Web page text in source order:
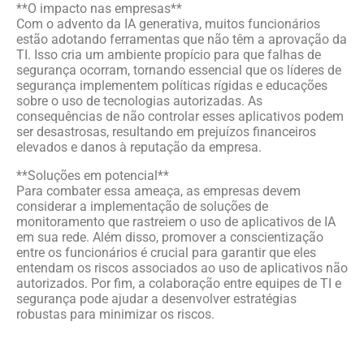
**O impacto nas empresas**
Com o advento da IA generativa, muitos funcionários
estão adotando ferramentas que não têm a aprovação da
TI. Isso cria um ambiente propício para que falhas de
segurança ocorram, tornando essencial que os líderes de
segurança implementem políticas rígidas e educações
sobre o uso de tecnologias autorizadas. As
consequências de não controlar esses aplicativos podem
ser desastrosas, resultando em prejuízos financeiros
elevados e danos à reputação da empresa.
**Soluções em potencial**
Para combater essa ameaça, as empresas devem
considerar a implementação de soluções de
monitoramento que rastreiem o uso de aplicativos de IA
em sua rede. Além disso, promover a conscientização
entre os funcionários é crucial para garantir que eles
entendam os riscos associados ao uso de aplicativos não
autorizados. Por fim, a colaboração entre equipes de TI e
segurança pode ajudar a desenvolver estratégias
robustas para minimizar os riscos.